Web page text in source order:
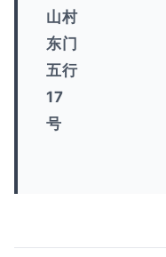
山村
东门
五行
17
号